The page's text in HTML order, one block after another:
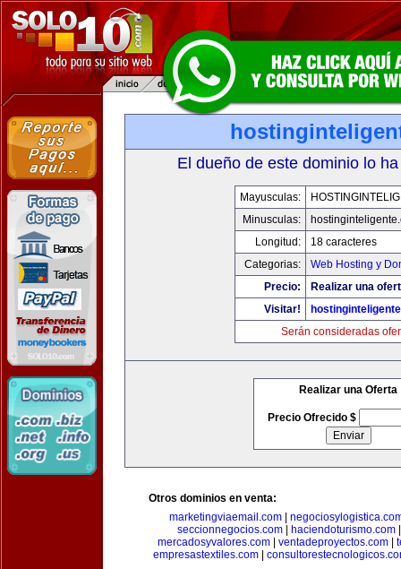
El dueño de este dominio lo
Mayusculas:
Minusculas:
Longitud:
18 caracteres
Categorias:
Web Hosting y
Precio:
Realizar una
Visitar!
Serán consideradas
Realizar una Oferta
Precio Ofrecido $
Otros dominios en venta:
marketingviaemail.com|
seccionnegocios.com
haciendoturismo.com
mercadosyvalores.com| ventadeproyectos.com|
empresastextiles.com|